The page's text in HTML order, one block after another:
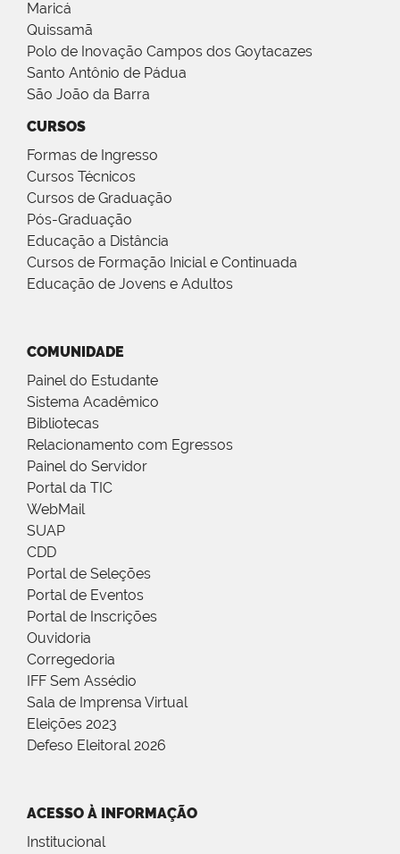
Maricá
Quissamã
Polo de Inovação Campos dos Goytacazes
Santo Antônio de Pádua
São João da Barra
CURSOS
Formas de Ingresso
Cursos Técnicos
Cursos de Graduação
Pós-Graduação
Educação a Distância
Cursos de Formação Inicial e Continuada
Educação de Jovens e Adultos
COMUNIDADE
Painel do Estudante
Sistema Acadêmico
Bibliotecas
Relacionamento com Egressos
Painel do Servidor
Portal da TIC
WebMail
SUAP
CDD
Portal de Seleções
Portal de Eventos
Portal de Inscrições
Ouvidoria
Corregedoria
IFF Sem Assédio
Sala de Imprensa Virtual
Eleições 2023
Defeso Eleitoral 2026
ACESSO À INFORMAÇÃO
Institucional